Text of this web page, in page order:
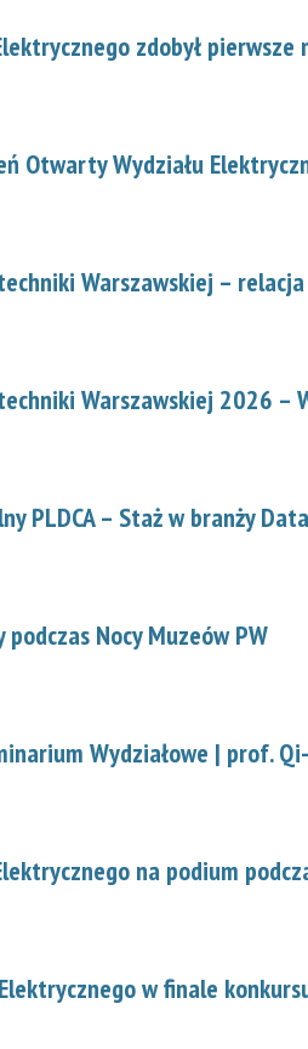
zdobył
Otwarty Wydziału
Warszawskiej – relacja
Warszawskiej 2026 –
PLDCA – Staż w branży
Nocy Muzeów PW
Wydziałowe | prof.
na podium
w finale